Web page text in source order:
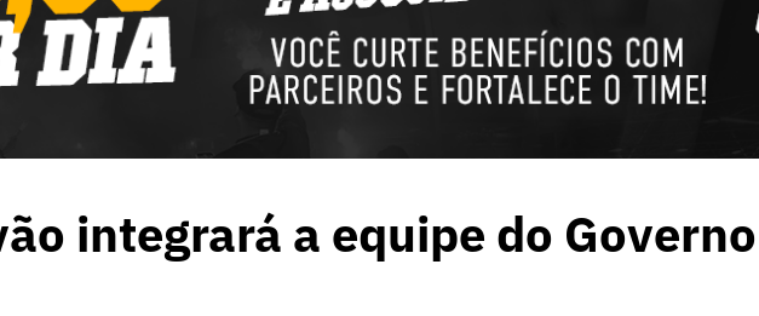
integrará a equipe do Governo